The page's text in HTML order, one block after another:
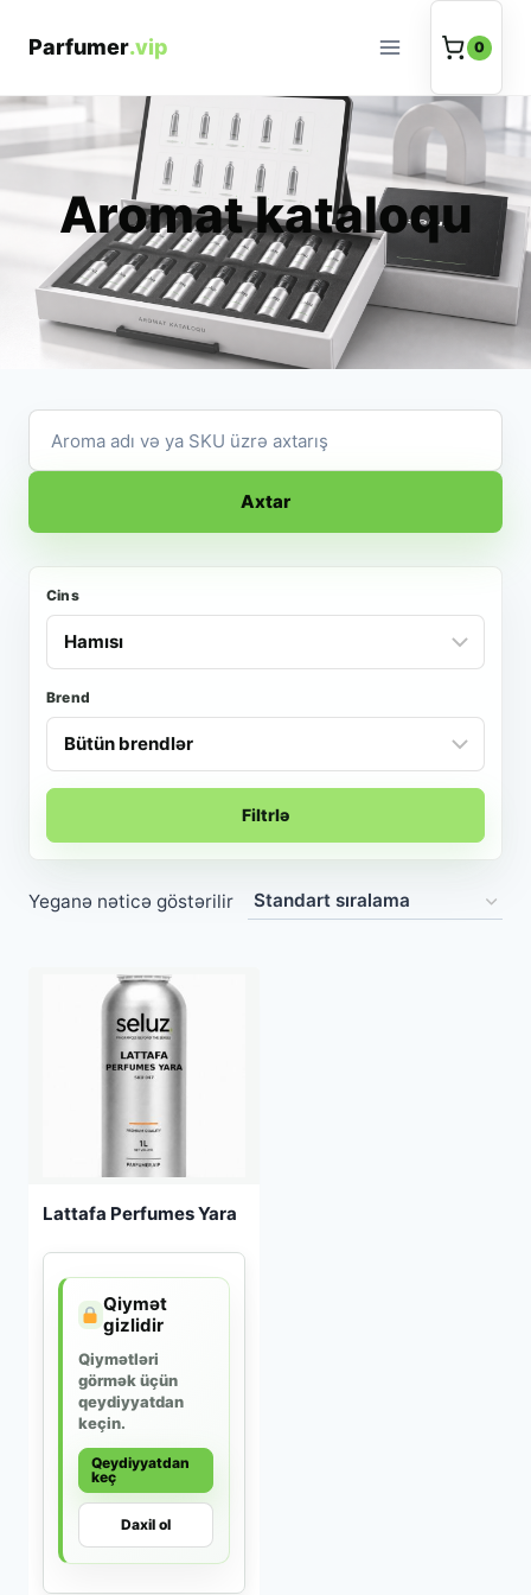
keç
0
axtarışı
Axtar
Cins
Brend
Filtrlə
Yeganə nəticə göstərilir
Lattafa Perfumes Yara
Qiymət
gizlidir
Qiymətləri
görmək üçün
qeydiyyatdan
keçin.
Qeydiyyatdan
keç
Daxil ol